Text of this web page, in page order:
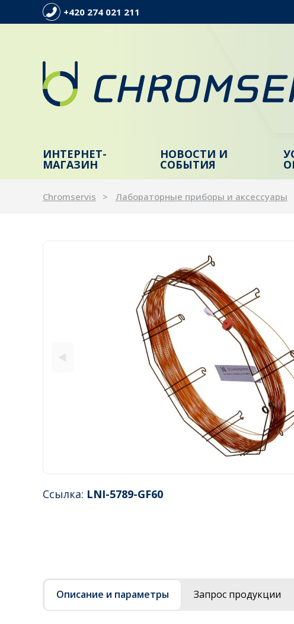
+420 274 021 211
ИНТЕРНЕТ-
МАГАЗИН
НОВОСТИ И
СОБЫТИЯ
Chromservis Лабораторные приборы и аксессуары
Ссылка: LNI-5789-GF60
Описание и параметры Запрос продукции